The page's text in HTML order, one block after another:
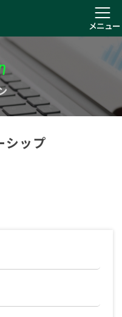
メニュー
シップ